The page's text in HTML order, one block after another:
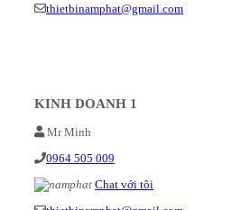
thietbinamphat@gmail.com
KINH DOANH 1
Mr Minh
0964 505 009
Chat với tôi